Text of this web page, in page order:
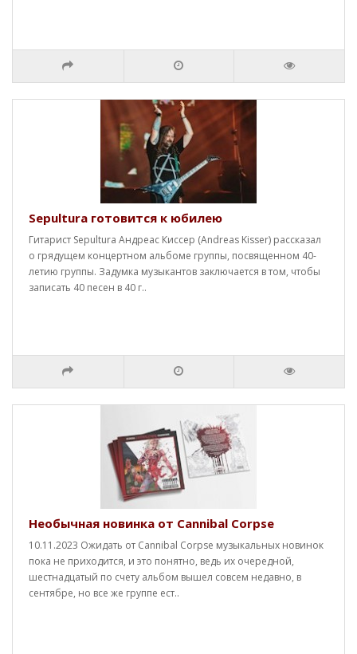
Sepultura готовится к юбилею
Гитарист Sepultura Андреас Киссер (Andreas Kisser) рассказал
о грядущем концертном альбоме группы, посвященном 40-
летию группы. Задумка музыкантов заключается в том, чтобы
записать 40 песен в 40 г..
Необычная новинка от Cannibal Corpse
10.11.2023 Ожидать от Cannibal Corpse музыкальных новинок
пока не приходится, и это понятно, ведь их очередной,
шестнадцатый по счету альбом вышел совсем недавно, в
сентябре, но все же группе ест..